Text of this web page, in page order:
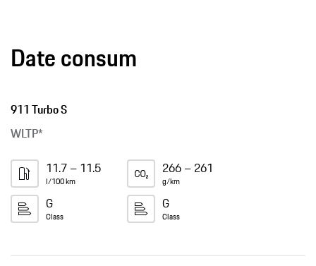
Date consum
911 Turbo S
WLTP*
11.7 – 11.5
l/100 km
266 – 261
g/km
G
Class
G
Class